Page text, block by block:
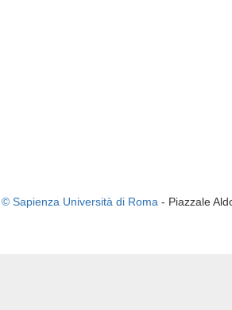
© Sapienza Università di Roma - Piazzale